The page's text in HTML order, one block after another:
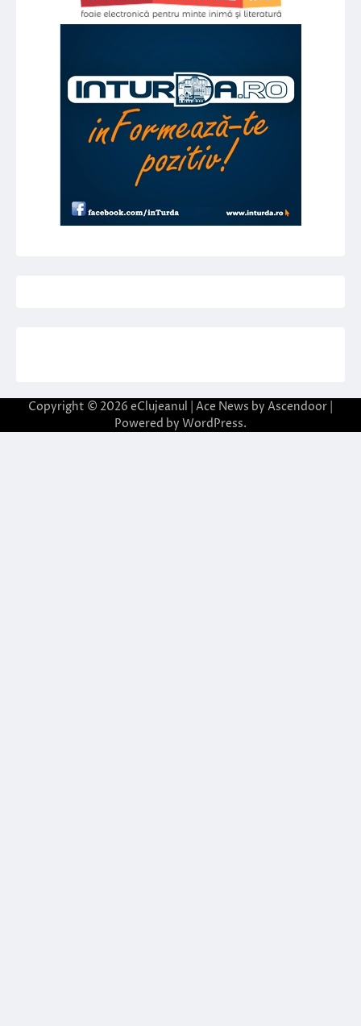
Copyright © 2026 eClujeanul | Ace News by Ascendoor
Powered by WordPress.